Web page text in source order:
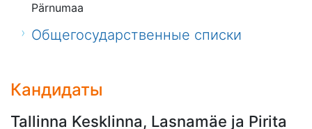
Pärnumaa
Общегосударственные списки
Кандидаты
Tallinna Kesklinna, Lasnamäe ja Pirita